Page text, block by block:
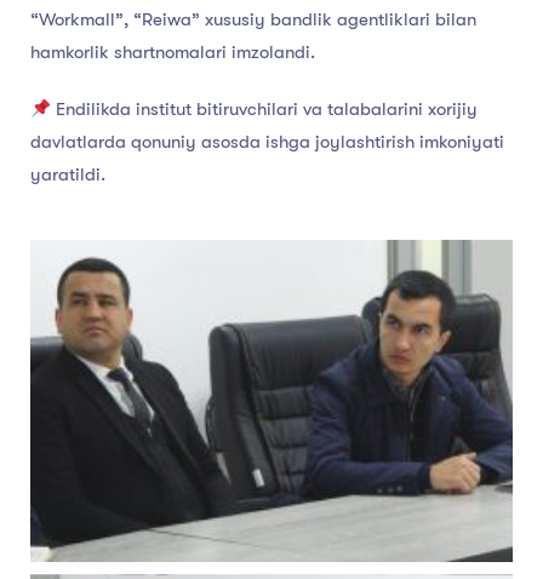
“Workmall”, “Reiwa” xususiy bandlik agentliklari bilan
hamkorlik shartnomalari imzolandi.
Endilikda institut bitiruvchilari va talabalarini xorijiy
davlatlarda qonuniy asosda ishga joylashtirish imkoniyati
yaratildi.